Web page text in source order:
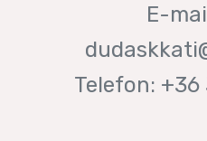
E-
Telefon: +36